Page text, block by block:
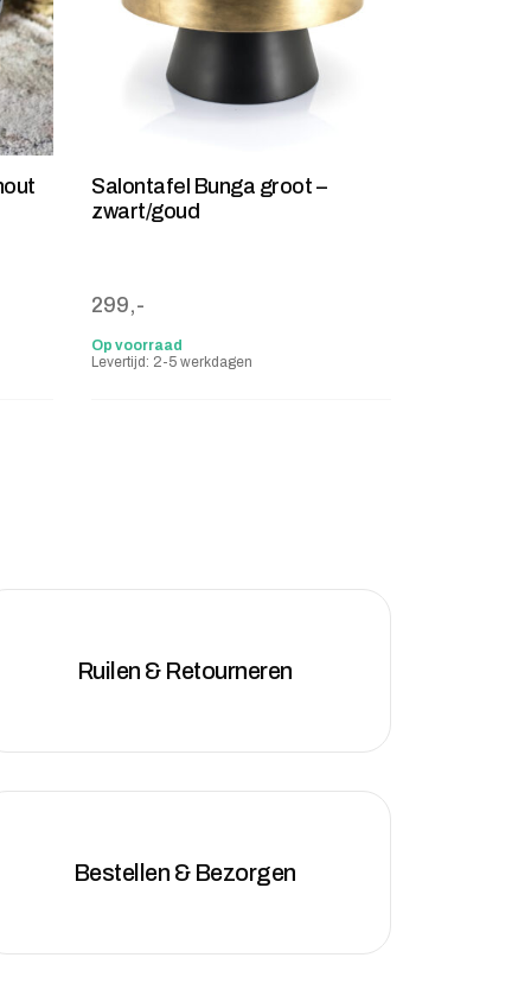
Salontafel Bunga groot –
zwart/goud
299,-
Op voorraad
Levertijd: 2-5 werkdagen
Ruilen & Retourneren
Bestellen & Bezorgen